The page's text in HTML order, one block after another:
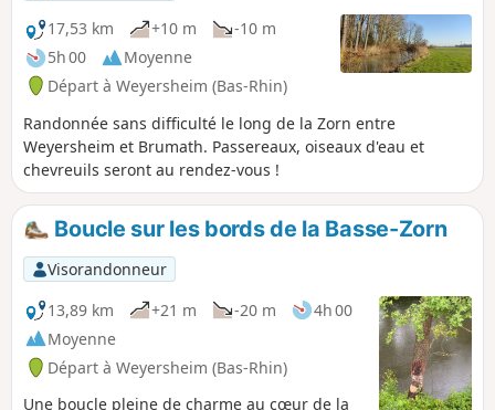
17,53 km
+10 m
-10 m
5h 00
Moyenne
Départ à Weyersheim (Bas-Rhin)
Randonnée sans difficulté le long de la Zorn entre
Weyersheim et Brumath. Passereaux, oiseaux d'eau et
chevreuils seront au rendez-vous !
Boucle sur les bords de la Basse-Zorn
Visorandonneur
13,89 km
+21 m -20 m
4h 00
Moyenne
Départ à Weyersheim (Bas-Rhin)
Une boucle pleine de charme au cœur de la